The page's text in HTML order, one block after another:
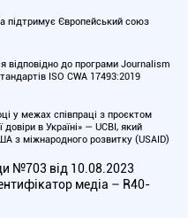
підтримує Європейський союз
відповідно до програми Journalism
ISO CWA 17493:2019
у межах співпраці з проєктом
в Україні» — UCBI, який
з міжнародного розвитку (USAID)
№703 від 10.08.2023
медіа – R40-